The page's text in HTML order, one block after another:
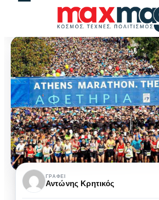
Την
Κυριακή
ΓΡΆΦΕΙ
Αντώνης Κρητικός